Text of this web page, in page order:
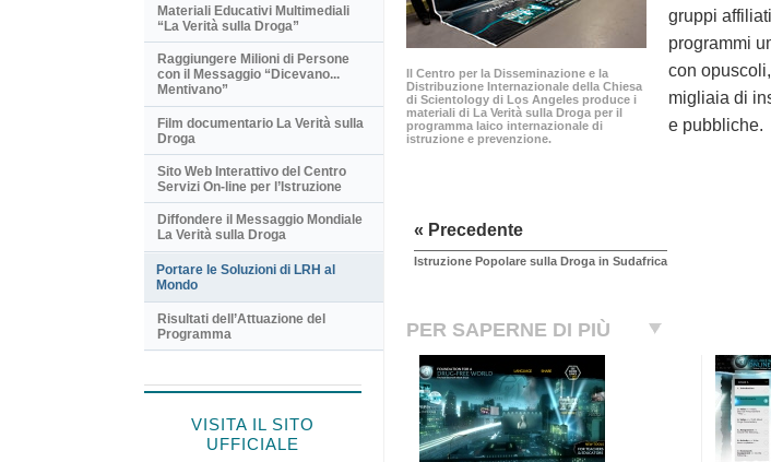
Il Centro per la Disseminazione e la
Distribuzione Internazionale della Chiesa
di Scientology di Los Angeles produce i
materiali di La Verità sulla Droga per il
programma laico internazionale di
istruzione e prevenzione.
gruppi
programmi
con
migliaia di
e pubbliche.
« Precedente
Istruzione Popolare sulla Droga in Sudafrica
PER SAPERNE DI PIÙ
Materiali Educativi Multimediali
“La Verità sulla Droga”
Raggiungere Milioni di Persone
con il Messaggio “Dicevano...
Mentivano”
Film documentario La Verità sulla
Droga
Sito Web Interattivo del Centro
Servizi On-line per l’Istruzione
Diffondere il Messaggio Mondiale
La Verità sulla Droga
Portare le Soluzioni di LRH al
Mondo
Risultati dell’Attuazione del
Programma
VISITA IL SITO
UFFICIALE